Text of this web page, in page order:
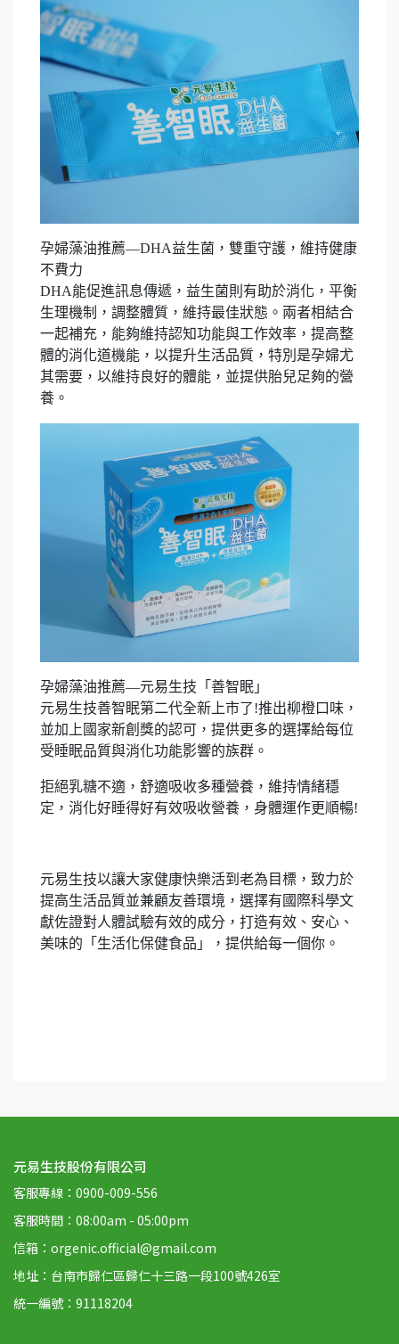
孕婦藻油推薦—DHA益生菌，雙重守護，維持健康
不費力
DHA能促進訊息傳遞，益生菌則有助於消化，平衡
生理機制，調整體質，維持最佳狀態。兩者相結合
一起補充，能夠維持認知功能與工作效率，提高整
體的消化道機能，以提升生活品質，特別是孕婦尤
其需要，以維持良好的體能，並提供胎兒足夠的營
養。
孕婦藻油推薦—元易生技「善智眠」
元易生技善智眠第二代全新上市了!推出柳橙口味，
並加上國家新創獎的認可，提供更多的選擇給每位
受睡眠品質與消化功能影響的族群。
拒絕乳糖不適，舒適吸收多種營養，維持情緒穩
定，消化好睡得好有效吸收營養，身體運作更順暢!
元易生技以讓大家健康快樂活到老為目標，致力於
提高生活品質並兼顧友善環境，選擇有國際科學文
獻佐證對人體試驗有效的成分，打造有效、安心、
美味的「生活化保健食品」，提供給每一個你。
元易生技股份有限公司
客服專線：0900-009-556
客服時間：08:00am - 05:00pm
信箱：orgenic.official@gmail.com
地址：台南市歸仁區歸仁十三路一段100號426室
統一編號：91118204